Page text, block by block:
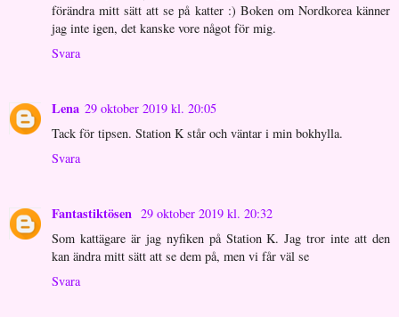
förändra mitt sätt att se på katter :) Boken om Nordkorea känner
jag inte igen, det kanske vore något för mig.
Svara
Lena 29 oktober 2019 kl. 20:05
Tack för tipsen. Station K står och väntar i min bokhylla.
Svara
Fantastiktösen 29 oktober 2019 kl. 20:32
Som kattägare är jag nyfiken på Station K. Jag tror inte att den
kan ändra mitt sätt att se dem på, men vi får väl se
Svara